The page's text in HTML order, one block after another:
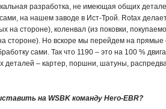
разработка, не имеющая общих
на нашем заводе в Ист-Трой. Rotax
на стороне), коленвал (из поковки,
стороне). Но вскоре мы перейдем на
сами. Так что 1190 – это на 100 %
деталей – картер, поршни, шатуны,
на WSBK команду Hero-EBR?